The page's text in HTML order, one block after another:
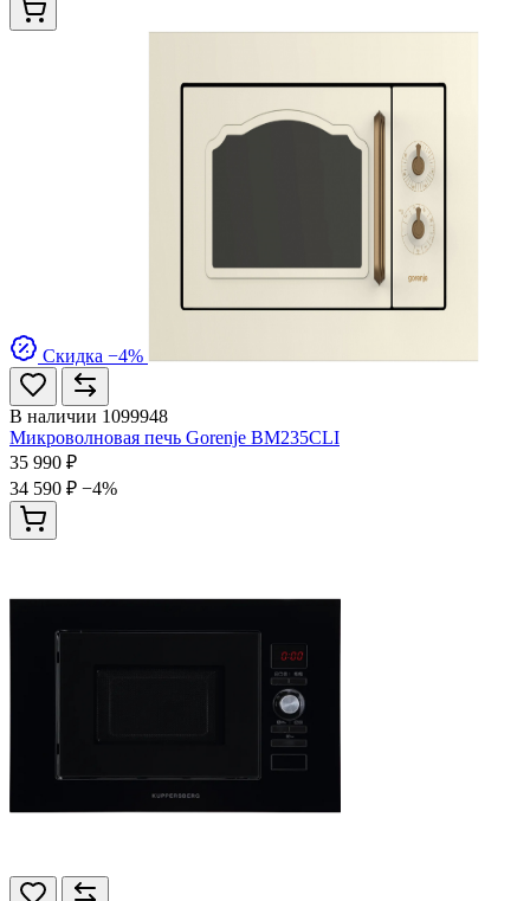
Скидка −4%
В наличии 1099948
Микроволновая печь Gorenje BM235CLI
35 990 ₽
34 590 ₽ −4%